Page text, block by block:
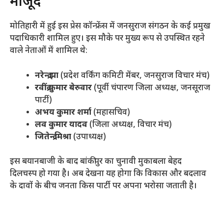
​मोतिहारी में हुई इस प्रेस कॉन्फ्रेंस में जनसुराज संगठन के कई प्रमुख
पदाधिकारी शामिल हुए। इस मौके पर मुख्य रूप से उपस्थित रहने
वाले नेताओं में शामिल थे:
नरेन्द्र झा (प्रदेश वर्किंग कमिटी मेंबर, जनसुराज विचार मंच)
रवींद्र कुमार बेरुवार (पूर्वी चंपारण जिला अध्यक्ष, जनसूराज
पार्टी)
अभय कुमार शर्मा (महासचिव)
लव कुमार यादव (जिला अध्यक्ष, विचार मंच)
जितेन्द्र मिश्रा (उपाध्यक्ष)
​इस बयानबाजी के बाद बांकीपुर का चुनावी मुकाबला बेहद
दिलचस्प हो गया है। अब देखना यह होगा कि विकास और बदलाव
के दावों के बीच जनता किस पार्टी पर अपना भरोसा जताती है।